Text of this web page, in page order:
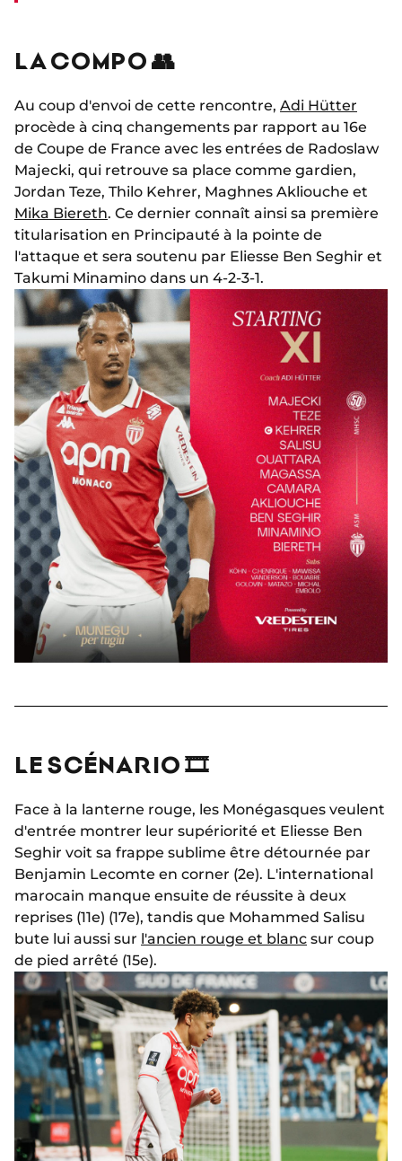
LA COMPO 👥
Au coup d'envoi de cette rencontre, Adi Hütter
procède à cinq changements par rapport au 16e
de Coupe de France avec les entrées de Radoslaw
Majecki, qui retrouve sa place comme gardien,
Jordan Teze, Thilo Kehrer, Maghnes Akliouche et
Mika Biereth. Ce dernier connaît ainsi sa première
titularisation en Principauté à la pointe de
l'attaque et sera soutenu par Eliesse Ben Seghir et
Takumi Minamino dans un 4-2-3-1.
LE SCÉNARIO 🎞
Face à la lanterne rouge, les Monégasques veulent
d'entrée montrer leur supériorité et Eliesse Ben
Seghir voit sa frappe sublime être détournée par
Benjamin Lecomte en corner (2e). L'international
marocain manque ensuite de réussite à deux
reprises (11e) (17e), tandis que Mohammed Salisu
bute lui aussi sur l'ancien rouge et blanc sur coup
de pied arrêté (15e).